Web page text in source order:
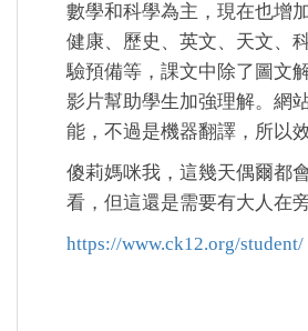
數學和科學為主，現在也增
健康、歷史、英文、天文、
驗預備等，課文中除了圖文
影片幫助學生加強理解。網
能，不過是機器翻譯，所以
傻莉媽咪我，這幾天偶爾都
看，但這還是需要有大人在
https://www.ck12.org/student/